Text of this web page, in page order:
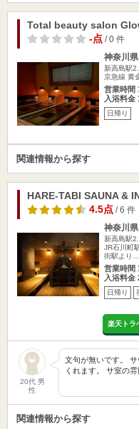
Total beauty salon
-点/ 0 件
神奈川
新高島駅
京急線 黄
営業時間
入浴料金
日帰り
関連情報から探す
HARE-TABI SAUNA &
4.5点/ 6 件
神奈川
新高島駅
JR石川町
街駅より…
営業時間
入浴料金
日帰り
楽天トラ
20代 男
性
文句が無いです。
くれます。 サ室の
関連情報から探す